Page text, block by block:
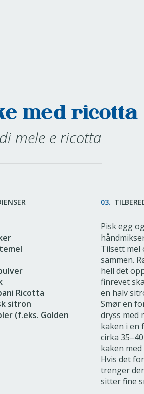
med ricotta
mele e ricotta
Ricotta
sitron
(f.eks. Golden
03.
Pisk egg
Tilsett mel
sammen.
hell det
finrevet
en halv
Smør en
dryss med
kaken i en
cirka
kaken
Hvis det
trenger
sitter fine